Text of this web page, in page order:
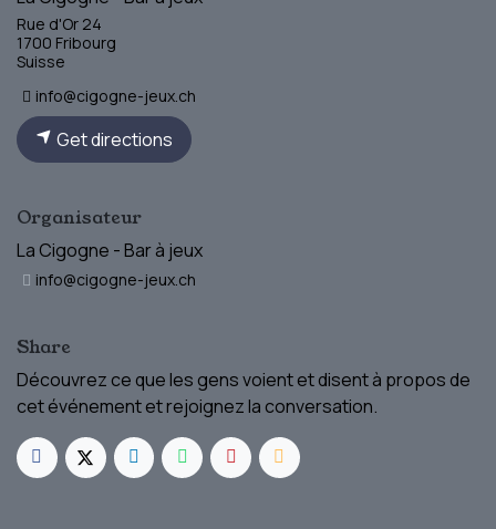
Rue d'Or 24
1700 Fribourg
Suisse
info@cigogne-jeux.ch
Get directions
Organisateur
La Cigogne - Bar à jeux
info@cigogne-jeux.ch
Share
Découvrez ce que les gens voient et disent à propos de
cet événement et rejoignez la conversation.